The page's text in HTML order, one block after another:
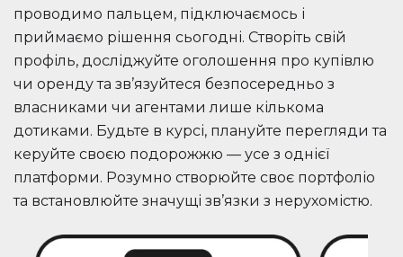
проводимо пальцем, підключаємось і
приймаємо рішення сьогодні. Створіть свій
профіль, досліджуйте оголошення про купівлю
чи оренду та зв’язуйтеся безпосередньо з
власниками чи агентами лише кількома
дотиками. Будьте в курсі, плануйте перегляди та
керуйте своєю подорожжю — усе з однієї
платформи. Розумно створюйте своє портфоліо
та встановлюйте значущі зв’язки з нерухомістю.